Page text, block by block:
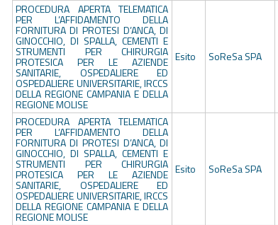
PROCEDURA APERTA TELEMATICA
PER L’AFFIDAMENTO DELLA
FORNITURA DI PROTESI D’ANCA, DI
GINOCCHIO, DI SPALLA, CEMENTI E
STRUMENTI PER CHIRURGIA
PROTESICA PER LE AZIENDE
SANITARIE, OSPEDALIERE ED
OSPEDALIERE UNIVERSITARIE, IRCCS
DELLA REGIONE CAMPANIA E DELLA
REGIONE MOLISE
Esito SoReSa SPA
PROCEDURA APERTA TELEMATICA
PER L’AFFIDAMENTO DELLA
FORNITURA DI PROTESI D’ANCA, DI
GINOCCHIO, DI SPALLA, CEMENTI E
STRUMENTI PER CHIRURGIA
PROTESICA PER LE AZIENDE
SANITARIE, OSPEDALIERE ED
OSPEDALIERE UNIVERSITARIE, IRCCS
DELLA REGIONE CAMPANIA E DELLA
REGIONE MOLISE
Esito SoReSa SPA